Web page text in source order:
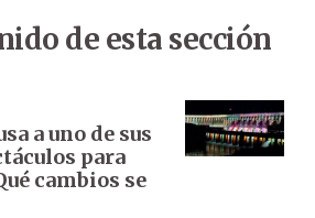
de esta sección
a uno de sus
para
cambios se